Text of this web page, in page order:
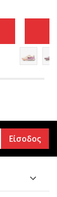
Είσοδος